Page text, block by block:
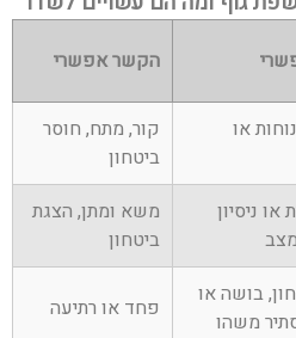
הקשר אפשרי
או
קור, מתח, חוסר
ביטחון
או ניסיון
משא ומתן, הצגת
ביטחון
בושה או
משהו
פחד או רתיעה